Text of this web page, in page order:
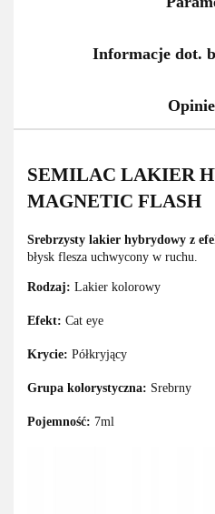
Informacje dot.
SEMILAC LAKIER
MAGNETIC FLASH
Srebrzysty lakier hybrydowy z
błysk flesza uchwycony w ruchu.
Rodzaj: Lakier kolorowy
Efekt: Cat eye
Krycie: Półkryjący
Grupa kolorystyczna: Srebrny
Pojemność: 7ml